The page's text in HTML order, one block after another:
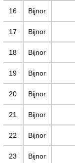
16 Bijnor
17 Bijnor
18 Bijnor
19 Bijnor
20 Bijnor
21 Bijnor
22 Bijnor
23 Bijnor